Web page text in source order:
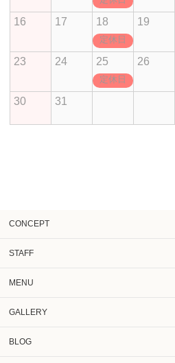
16 17 18
定休日
19
23 24 25
定休日
26
30 31
CONCEPT
STAFF
MENU
GALLERY
BLOG